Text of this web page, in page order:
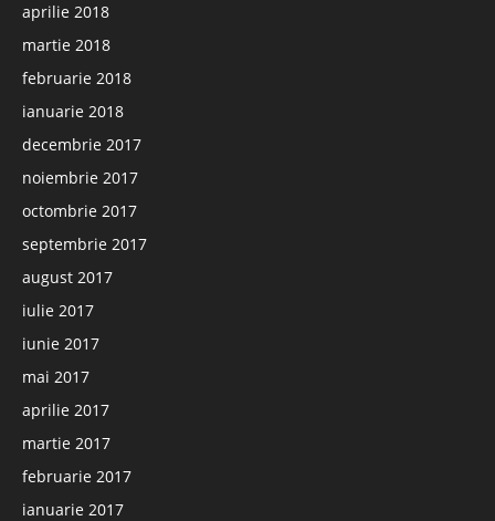
aprilie 2018
martie 2018
februarie 2018
ianuarie 2018
decembrie 2017
noiembrie 2017
octombrie 2017
septembrie 2017
august 2017
iulie 2017
iunie 2017
mai 2017
aprilie 2017
martie 2017
februarie 2017
ianuarie 2017